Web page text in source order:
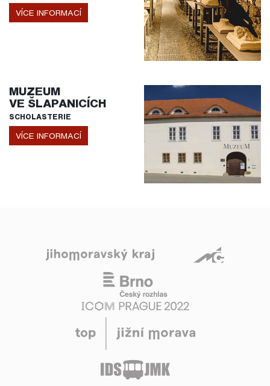
VÍCE INFORMACÍ
MUZEUM
VE ŠLAPANICÍCH
SCHOLASTERIE
VÍCE INFORMACÍ